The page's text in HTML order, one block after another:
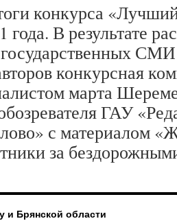
конкурса
года. В результате
конкурсная
марта
ГАУ
с материалом
за
и Брянской области